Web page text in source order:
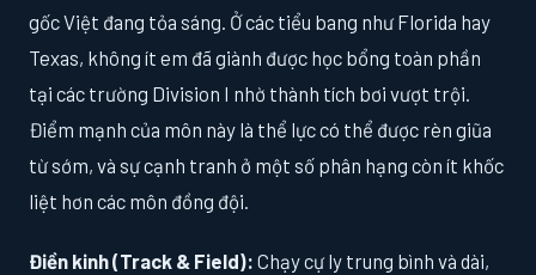
gốc Việt đang tỏa sáng. Ở các tiểu bang như Florida hay
Texas, không ít em đã giành được học bổng toàn phần
tại các trường Division I nhờ thành tích bơi vượt trội.
Điểm mạnh của môn này là thể lực có thể được rèn giũa
từ sớm, và sự cạnh tranh ở một số phân hạng còn ít khốc
liệt hơn các môn đồng đội.
Điền kinh (Track & Field): Chạy cự ly trung bình và dài,